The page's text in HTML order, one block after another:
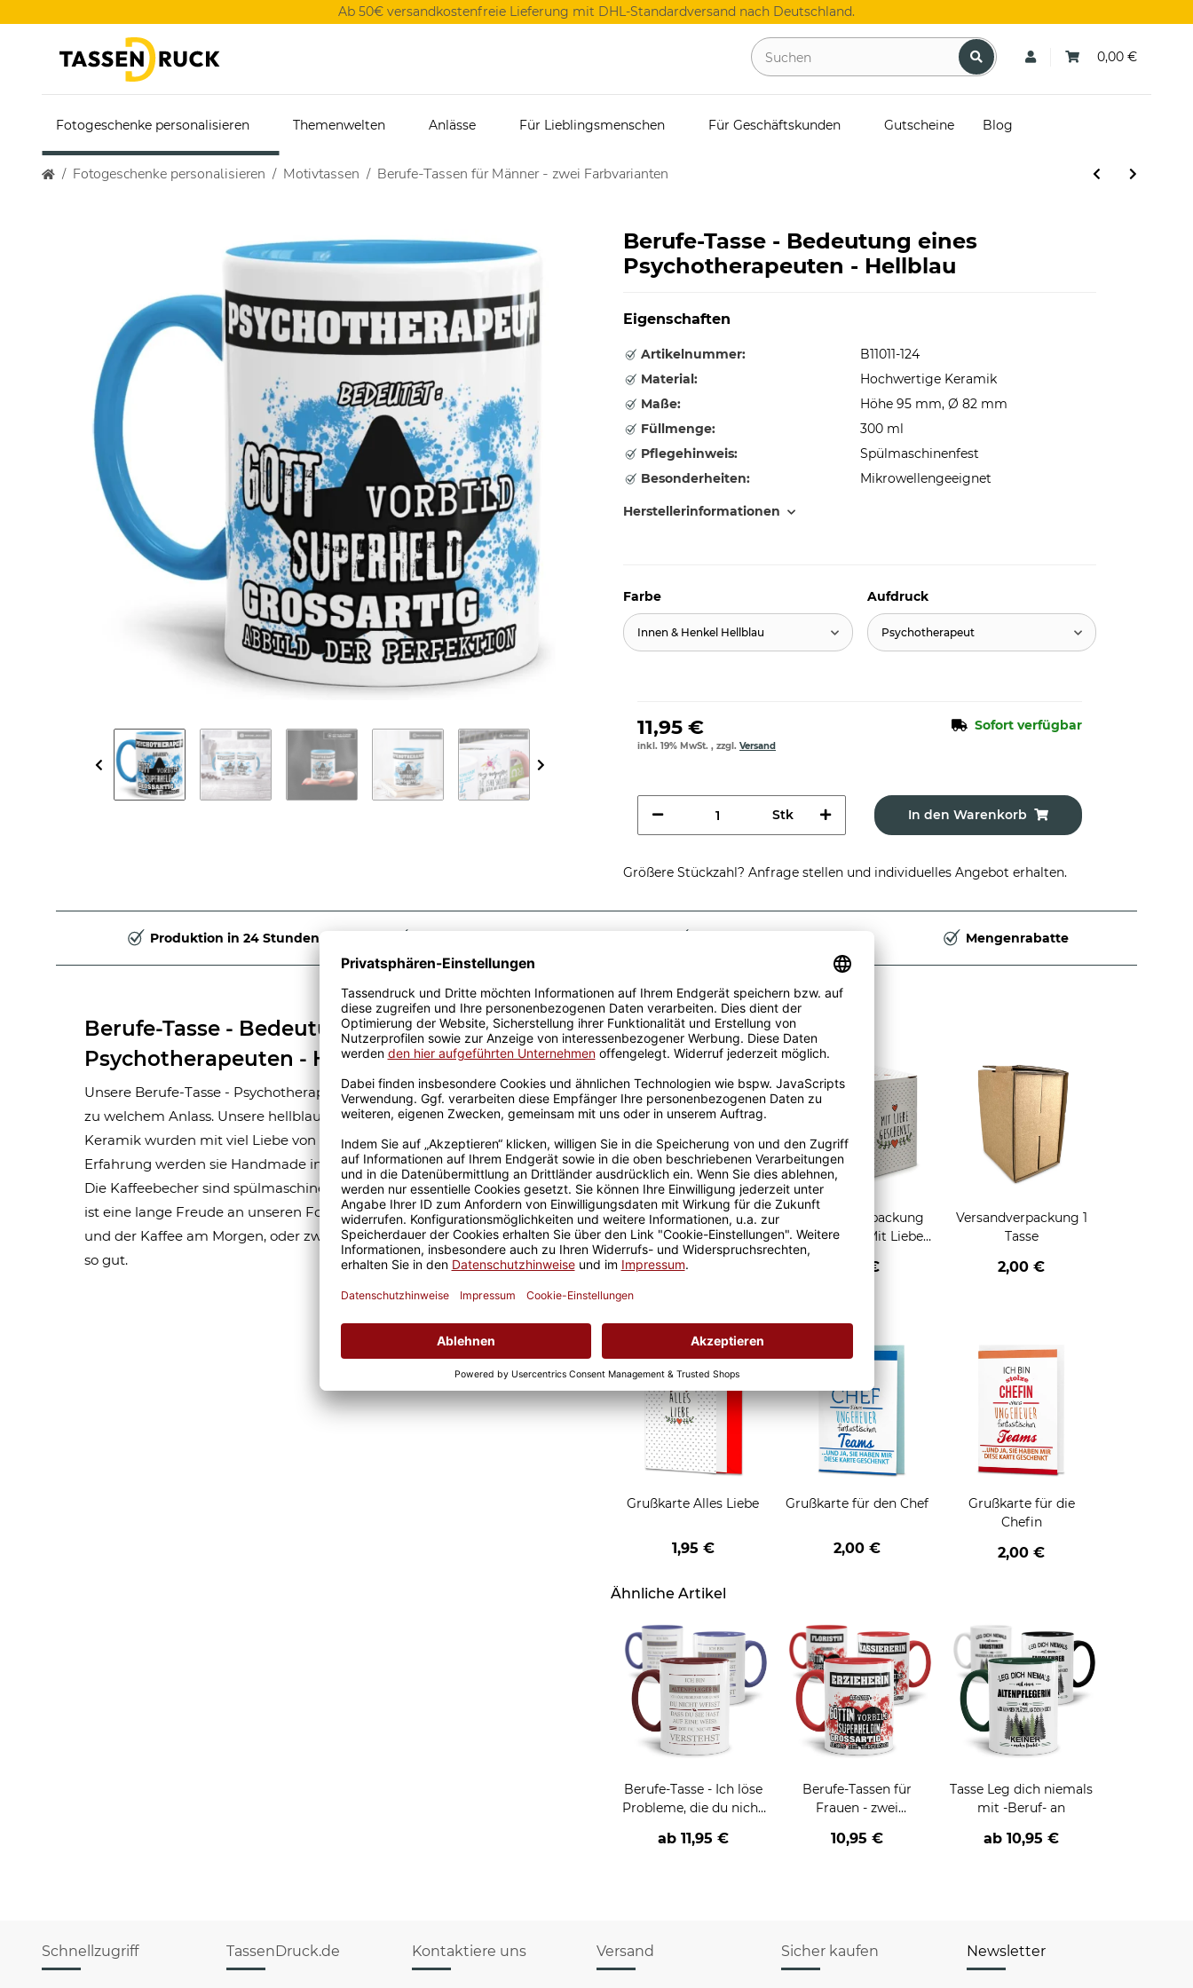
Ab 50€ versandkostenfreie Lieferung mit DHL-Standardversand nach Deutschland.
0,00 €
Fotogeschenke personalisieren Themenwelten Anlässe Für Lieblingsmenschen Für Geschäftskunden Gutscheine Blog
Fotogeschenke personalisieren Motivtassen Berufe-Tassen für Männer - zwei Farbvarianten
Berufe-Tasse - Bedeutung eines
Psychotherapeuten - Hellblau
Eigenschaften
Artikelnummer:
B11011-124
Material:
Hochwertige Keramik
Maße:
Höhe 95 mm, Ø 82 mm
Füllmenge:
300 ml
Pflegehinweis:
Spülmaschinenfest
Besonderheiten:
Mikrowellengeeignet
Herstellerinformationen
Farbe
Innen & Henkel Hellblau
Aufdruck
Psychotherapeut
11,95 € Sofort verfügbar
inkl. 19% MwSt. , zzgl. Versand
Stk In den Warenkorb
Größere Stückzahl? Anfrage stellen und individuelles Angebot erhalten.
Produktion in 24 Stunden Mengenrabatte
Berufe-Tasse - Bedeutung eines
Psychotherapeuten - Hellblau
Unsere Berufe-Tasse - Psychotherapeut - ist eine tolle Geschenkidee, egal
zu welchem Anlass. Unsere hellblauen Berufe-Tassen aus hochwertiger
Keramik wurden mit viel Liebe von unserem Grafik-Team designt. Mit viel
Erfahrung werden sie Handmade in unserer eigenen Produktion bedruckt.
Die Kaffeebecher sind spülmaschinen- und mikrowellen geeignet. Somit
ist eine lange Freude an unseren Fototassen und Motivtassen garantiert
und der Kaffee am Morgen, oder zwischendurch, schmeckt gleich nochmal
so gut.
Passende Verpackungen
Geschenkverpackung 1
Tasse mit Fenster
2,50 €
Geschenkverpackung
für Tassen - Mit Liebe
2,95 €
Versandverpackung 1
Tasse
2,00 €
Grußkarten zum Verschenken
Grußkarte Alles Liebe
1,95 €
Grußkarte für den Chef
2,00 €
Grußkarte für die
Chefin
2,00 €
Ähnliche Artikel
Berufe-Tasse - Ich löse
Probleme, die du nicht
verschiedene Berufe
ab 11,95 €
Berufe-Tassen für
Frauen - zwei
10,95 €
Tasse Leg dich niemals
mit -Beruf- an
ab10,95 €
Schnellzugriff TassenDruck.de Kontaktiere uns Versand Sicher kaufen Newsletter